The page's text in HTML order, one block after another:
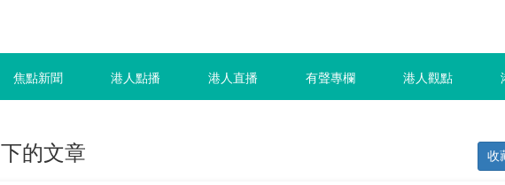
焦點新聞 港人點播 港人直播 有聲專欄 港人觀點
下的文章 收